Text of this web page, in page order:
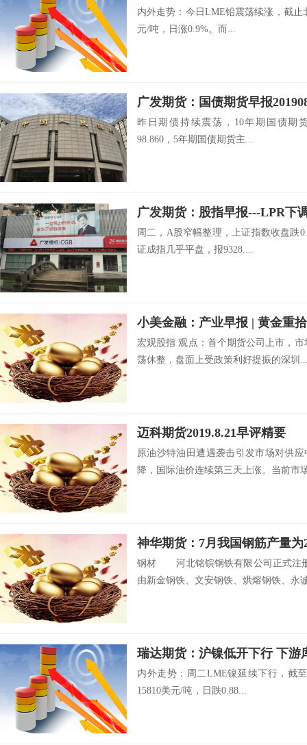
内外走势：今日LME铅震荡续涨，截止
元/吨，日涨0.9%。而...
广发期货：国债期货早报
昨日期债持续震荡，10年期国债期
98.860，5年期国债期货主...
广发期货：股指早报---LPR下
周二，A股窄幅整理，上证指数收盘跌
证成指几乎平盘，报9328....
宏观股指 观点：首个期货公司上市，
荡休整，盘面上受政策利好提振的深圳
迈科期货2019.8.21早评精要
原油沙特油田遭遇袭击引发市场对供
降，国际油价连续第三天上涨。当前市
神华期货：7月我国钢筋产量为
钢材 河北铭镔钢铁有限公司正式注
由新金钢铁、文安钢铁、烘熔钢铁、永
瑞达期货：沪镍低开下行
内外走势：周二LME镍延续下行，截
15810美元/吨，日跌0.88...